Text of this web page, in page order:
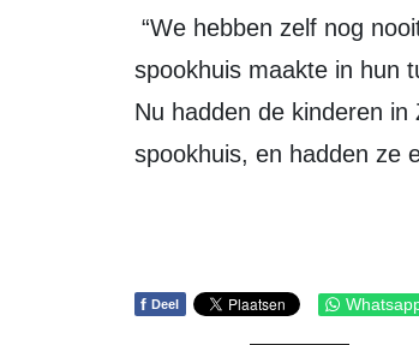
“We hebben zelf nog nooit eerder in Zeewolde gezien dat iemand een
spookhuis maakte in hun
Nu hadden de kinderen
spookhuis, en hadden ze
f Deel